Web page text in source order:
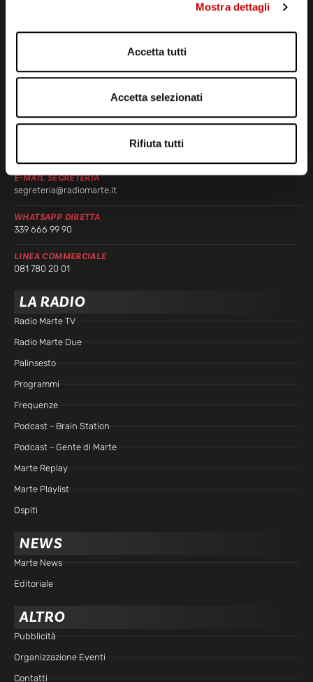
Mostra dettagli
Accetta tutti
Accetta selezionati
Rifiuta tutti
STUDI DI REGISTRAZIONE
80144 – Napoli
E-MAIL SEGRETERIA
segreteria@radiomarte.it
WHATSAPP DIRETTA
339 666 99 90
LINEA COMMERCIALE
081 780 20 01
LA RADIO
Radio Marte TV
Radio Marte Due
Palinsesto
Programmi
Frequenze
Podcast - Brain Station
Podcast - Gente di Marte
Marte Replay
Marte Playlist
Ospiti
NEWS
Marte News
Editoriale
ALTRO
Pubblicità
Organizzazione Eventi
Contatti